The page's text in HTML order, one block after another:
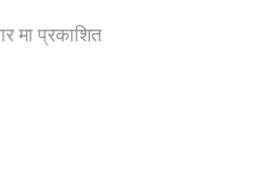
मा प्रकाशित